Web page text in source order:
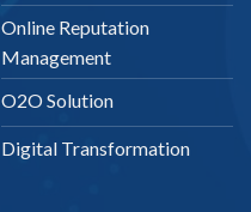
Online Reputation
Management
O2O Solution
Digital Transformation